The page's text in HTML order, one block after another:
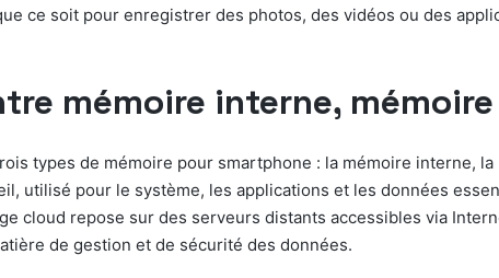
ce soit pour enregistrer des photos, des vidéos ou des
mémoire interne,
types de mémoire pour smartphone : la mémoire interne,
utilisé pour le système, les applications et les données
cloud repose sur des serveurs distants accessibles via
de gestion et de sécurité des données.